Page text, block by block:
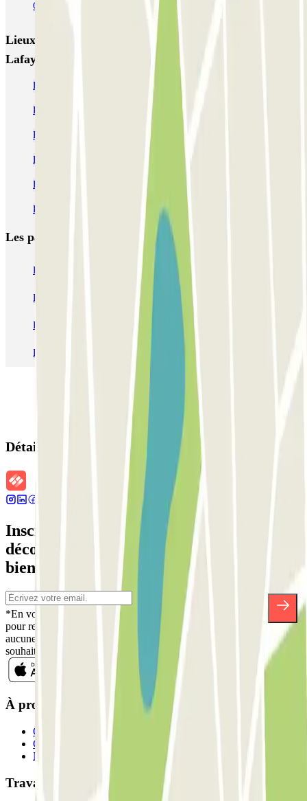
Q-Park Zénith Préfecture
Lieux et événements intéressants à proximité Q-Park -
Lafayette
Parking Mayol
Parking Facultés Toulon pas cher
Parking Lafayette Toulon pas cher | Parclick
Parking Liberte Toulon
Parking Gare de Toulon pas cher (courte & longue durée)
Parking Zénith Toulon pas cher | Parclick
Les parkings les plus réservés
Parking Paris Parking Gare de Lyon Parking Gare Montparnasse
Parking Charles de Gaulle - Roissy Aeroport
Parking Aéroport Roland Garros La Réunion P4 Longue Durée
Parking Aéroport Barcelone Parking Aéroport Beauvais
Détails de la réservation
Inscrivez-vous à notre newsletter et
découvrez des réductions, des concours et
bien d'autres surprises.
*En vous inscrivant, vous acceptez notre politique de confidentialité
pour recevoir des communications commerciales de Parclick. Sans
aucune obligation, vous pouvez vous désinscrire quand vous le
souhaitez dans la même newsletter.
À propos de Parclick
Qui sommes-nous ?
Comment ça marche?
Nos parkings
Travaillons ensemble?